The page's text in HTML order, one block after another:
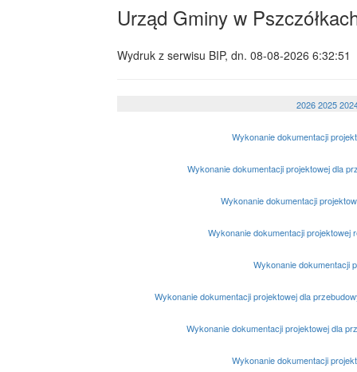
Urząd Gminy w
Wydruk z serwisu BIP, dn. 08-08-2026 6:32:51
2026 2025
Wykonanie dokumentacji
Wykonanie dokumentacji projektowej dla
Wykonanie dokumentacji
Wykonanie dokumentacji projektowej
Wykonanie dokumentacji
Wykonanie dokumentacji projektowej dla
Wykonanie dokumentacji projektowej dla
Wykonanie dokumentacji